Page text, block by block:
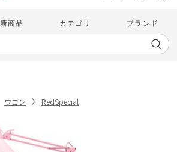
新商品 カテゴリ ブランド
ワゴン RedSpecial